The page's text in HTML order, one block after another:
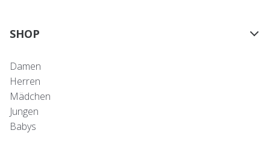
SHOP
Damen
Herren
Mädchen
Jungen
Babys